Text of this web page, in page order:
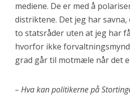
mediene. De er med å
distriktene. Det jeg har
to statsråder uten at jeg har
hvorfor ikke
grad går til motmæle når det
– Hva kan politikerne på